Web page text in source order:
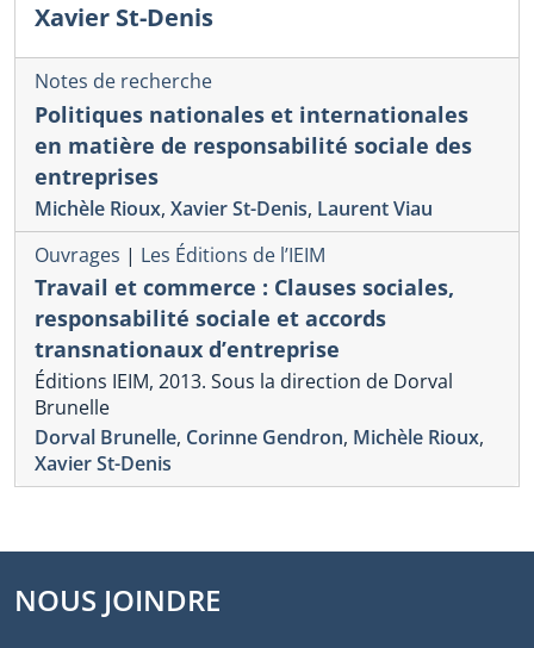
Xavier St-Denis
Notes de recherche
Politiques nationales et internationales
en matière de responsabilité sociale des
entreprises
Michèle Rioux, Xavier St-Denis, Laurent Viau
Ouvrages | Les Éditions de l’IEIM
Travail et commerce : Clauses sociales,
responsabilité sociale et accords
transnationaux d’entreprise
Éditions IEIM, 2013. Sous la direction de Dorval
Brunelle
Dorval Brunelle, Corinne Gendron, Michèle Rioux,
Xavier St-Denis
NOUS JOINDRE